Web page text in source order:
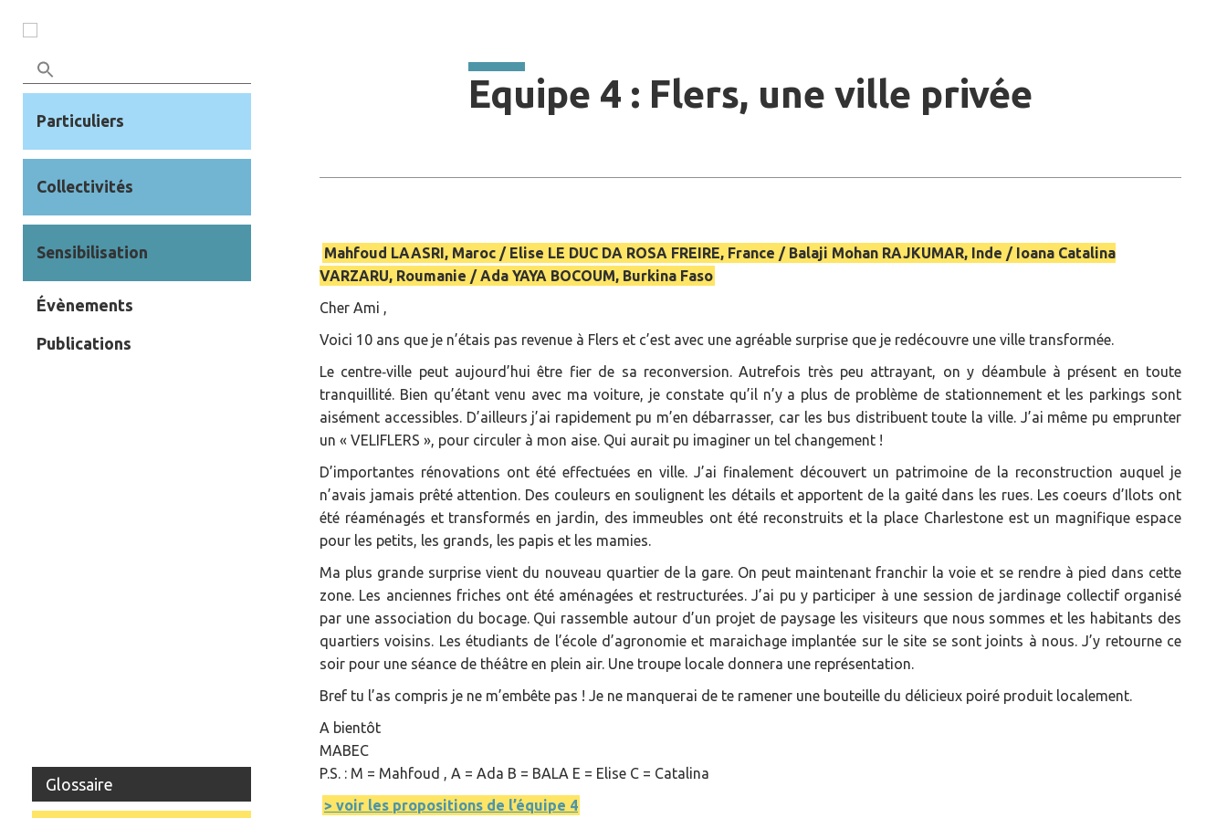
Particuliers
Collectivités
Sensibilisation
Évènements
Publications
Glossaire
Equipe 4 : Flers, une ville privée
Mahfoud LAASRI, Maroc / Elise LE DUC DA ROSA FREIRE, France / Balaji Mohan RAJKUMAR, Inde / Ioana Catalina
VARZARU, Roumanie / Ada YAYA BOCOUM, Burkina Faso
Cher Ami ,
Voici 10 ans que je n’étais pas revenue à Flers et c’est avec une agréable surprise que je redécouvre une ville transformée.
Le centre‐ville peut aujourd’hui être fier de sa reconversion. Autrefois très peu attrayant, on y déambule à présent en toute
tranquillité. Bien qu’étant venu avec ma voiture, je constate qu’il n’y a plus de problème de stationnement et les parkings sont
aisément accessibles. D’ailleurs j’ai rapidement pu m’en débarrasser, car les bus distribuent toute la ville. J’ai même pu emprunter
un « VELIFLERS », pour circuler à mon aise. Qui aurait pu imaginer un tel changement !
D’importantes rénovations ont été effectuées en ville. J’ai finalement découvert un patrimoine de la reconstruction auquel je
n’avais jamais prêté attention. Des couleurs en soulignent les détails et apportent de la gaité dans les rues. Les coeurs d’Ilots ont
été réaménagés et transformés en jardin, des immeubles ont été reconstruits et la place Charlestone est un magnifique espace
pour les petits, les grands, les papis et les mamies.
Ma plus grande surprise vient du nouveau quartier de la gare. On peut maintenant franchir la voie et se rendre à pied dans cette
zone. Les anciennes friches ont été aménagées et restructurées. J’ai pu y participer à une session de jardinage collectif organisé
par une association du bocage. Qui rassemble autour d’un projet de paysage les visiteurs que nous sommes et les habitants des
quartiers voisins. Les étudiants de l’école d’agronomie et maraichage implantée sur le site se sont joints à nous. J’y retourne ce
soir pour une séance de théâtre en plein air. Une troupe locale donnera une représentation.
Bref tu l’as compris je ne m’embête pas ! Je ne manquerai de te ramener une bouteille du délicieux poiré produit localement.
A bientôt
MABEC
P.S. : M = Mahfoud , A = Ada B = BALA E = Elise C = Catalina
> voir les propositions de l’équipe 4